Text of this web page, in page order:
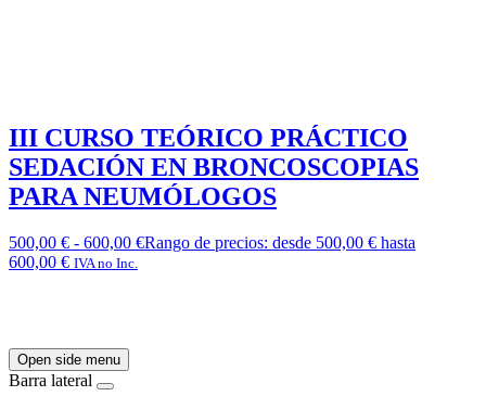
III CURSO TEÓRICO PRÁCTICO
SEDACIÓN EN BRONCOSCOPIAS
PARA NEUMÓLOGOS
500,00 € - 600,00 €Rango de precios: desde 500,00 € hasta
600,00 € IVA no Inc.
Open side menu
Barra lateral